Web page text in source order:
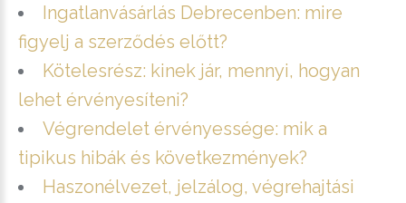
Ingatlanvásárlás Debrecenben: mire
figyelj a szerződés előtt?
Kötelesrész: kinek jár, mennyi, hogyan
lehet érvényesíteni?
Végrendelet érvényessége: mik a
tipikus hibák és következmények?
Haszonélvezet, jelzálog, végrehajtási